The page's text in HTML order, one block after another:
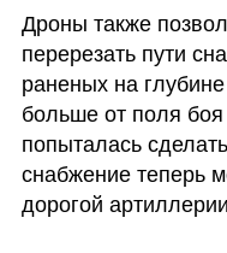
Дроны также
перерезать пути
раненых на
больше от поля
попыталась
снабжение теперь
дорогой